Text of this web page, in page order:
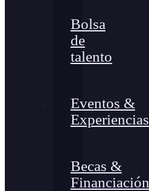
Bolsa
de
talento
Eventos &
Experiencias
Becas &
Financiación